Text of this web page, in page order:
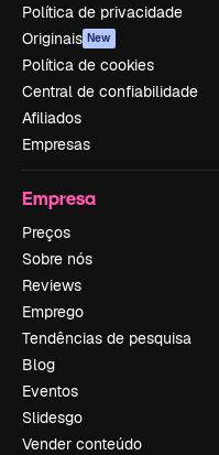
Política de privacidade
Originais New
Política de cookies
Central de confiabilidade
Afiliados
Empresas
Empresa
Preços
Sobre nós
Reviews
Emprego
Tendências de pesquisa
Blog
Eventos
Slidesgo
Vender conteúdo